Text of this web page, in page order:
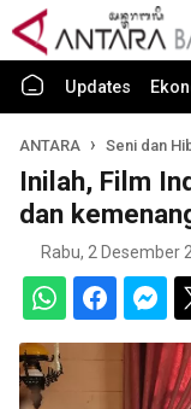
Updates
ANTARA Seni dan
Inilah, Film
dan
Rabu, 2 Desember